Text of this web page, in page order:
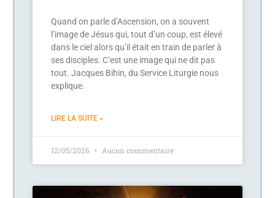
Quand on parle d’Ascension, on a souvent
l’image de Jésus qui, tout d’un coup, est élevé
dans le ciel alors qu’il était en train de parler à
ses disciples. C’est une image qui ne dit pas
tout. Jacques Bihin, du Service Liturgie nous
explique.
LIRE LA SUITE »
12/05/2026 Aucun commentaire